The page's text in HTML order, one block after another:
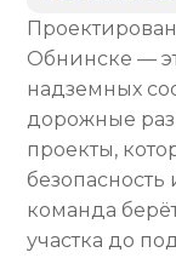
Обнинске —
надземных
дорожные
проекты,
команда
участка до